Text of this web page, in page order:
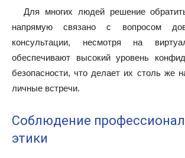
Для многих людей решение
напрямую связано с вопросом
консультации, несмотря на
обеспечивают высокий уровень
безопасности, что делает их столь же
личные встречи.
Соблюдение
этики